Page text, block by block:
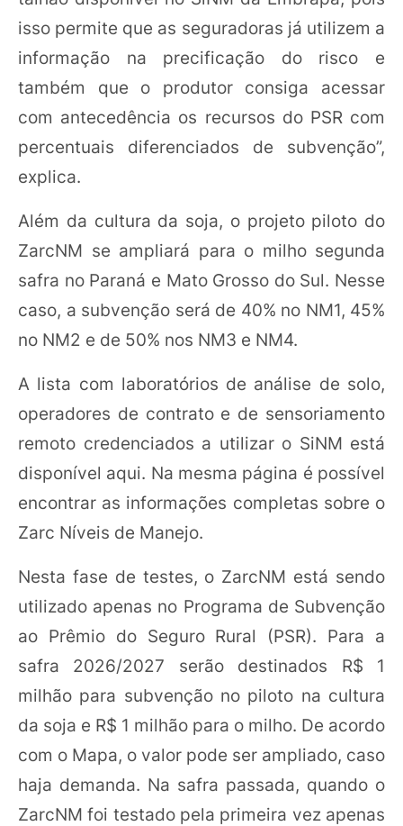
isso permite que as seguradoras já utilizem a
informação na precificação do risco e
também que o produtor consiga acessar
com antecedência os recursos do PSR com
percentuais diferenciados de subvenção”,
explica.
Além da cultura da soja, o projeto piloto do
ZarcNM se ampliará para o milho segunda
safra no Paraná e Mato Grosso do Sul. Nesse
caso, a subvenção será de 40% no NM1, 45%
no NM2 e de 50% nos NM3 e NM4.
A lista com laboratórios de análise de solo,
operadores de contrato e de sensoriamento
remoto credenciados a utilizar o SiNM está
disponível aqui. Na mesma página é possível
encontrar as informações completas sobre o
Zarc Níveis de Manejo.
Nesta fase de testes, o ZarcNM está sendo
utilizado apenas no Programa de Subvenção
ao Prêmio do Seguro Rural (PSR). Para a
safra 2026/2027 serão destinados R$ 1
milhão para subvenção no piloto na cultura
da soja e R$ 1 milhão para o milho. De acordo
com o Mapa, o valor pode ser ampliado, caso
haja demanda. Na safra passada, quando o
ZarcNM foi testado pela primeira vez apenas